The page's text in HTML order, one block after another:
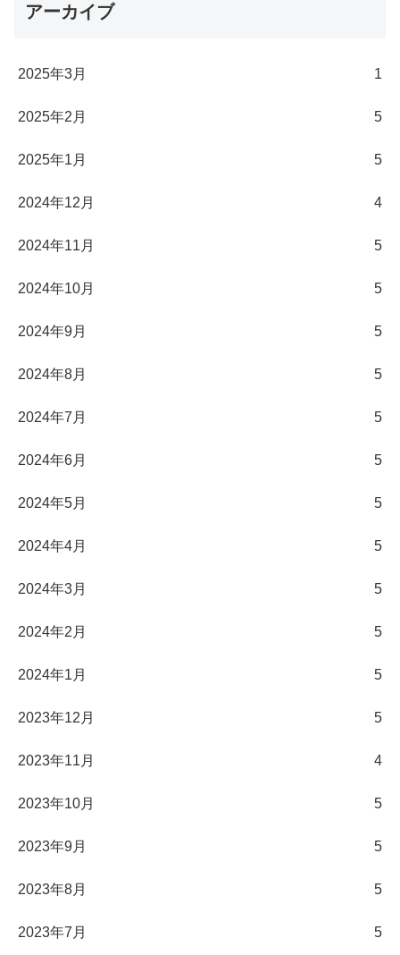
アーカイブ
2025年3月 1
2025年2月 5
2025年1月 5
2024年12月 4
2024年11月 5
2024年10月 5
2024年9月 5
2024年8月 5
2024年7月 5
2024年6月 5
2024年5月 5
2024年4月 5
2024年3月 5
2024年2月 5
2024年1月 5
2023年12月 5
2023年11月 4
2023年10月 5
2023年9月 5
2023年8月 5
2023年7月 5